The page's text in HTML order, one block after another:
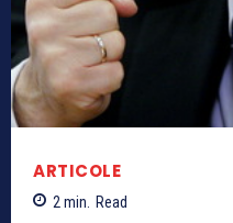
ARTICOLE
2 min. Read